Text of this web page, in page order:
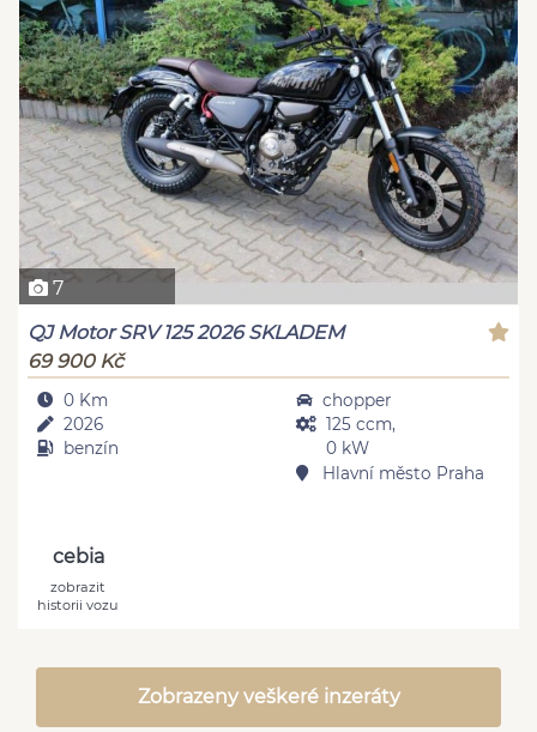
7
QJ Motor SRV 125 2026 SKLADEM
69 900 Kč
0 Km
2026
benzín
chopper
125 ccm,
0 kW
Hlavní město Praha
cebia
zobrazit
historii vozu
Zobrazeny veškeré inzeráty